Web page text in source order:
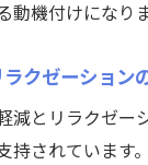
機付けになりま
クゼーション
減とリラクゼー
持されています